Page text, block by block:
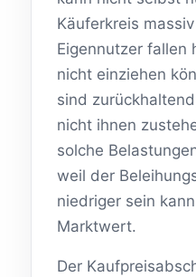
Käuferkreis
Eigennutzer fallen
nicht einziehen
sind
nicht ihnen
solche
weil der
niedriger sein
Marktwert.
Der